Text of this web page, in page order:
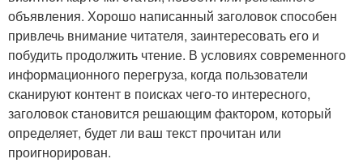
объявления. Хорошо написанный заголовок способен
привлечь внимание читателя, заинтересовать его и
побудить продолжить чтение. В условиях современного
информационного перегруза, когда пользователи
сканируют контент в поисках чего-то интересного,
заголовок становится решающим фактором, который
определяет, будет ли ваш текст прочитан или
проигнорирован.